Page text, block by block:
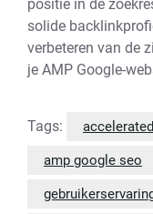
positie in de
solide
verbeteren van de
je AMP Google-
Tags:
amp google seo